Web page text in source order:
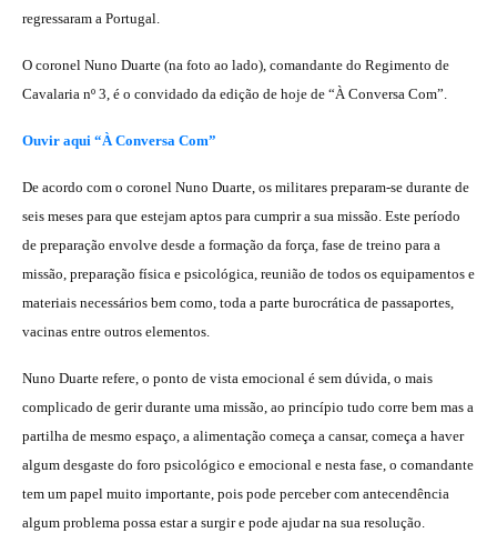
regressaram a Portugal.
O coronel Nuno Duarte (na foto ao lado), comandante do Regimento de
Cavalaria nº 3, é o convidado da edição de hoje de “À Conversa Com”.
Ouvir aqui “À Conversa Com”
De acordo com o coronel Nuno Duarte, os militares preparam-se durante de
seis meses para que estejam aptos para cumprir a sua missão. Este período
de preparação envolve desde a formação da força, fase de treino para a
missão, preparação física e psicológica, reunião de todos os equipamentos e
materiais necessários bem como, toda a parte burocrática de passaportes,
vacinas entre outros elementos.
Nuno Duarte refere, o ponto de vista emocional é sem dúvida, o mais
complicado de gerir durante uma missão, ao princípio tudo corre bem mas a
partilha de mesmo espaço, a alimentação começa a cansar, começa a haver
algum desgaste do foro psicológico e emocional e nesta fase, o comandante
tem um papel muito importante, pois pode perceber com antecendência
algum problema possa estar a surgir e pode ajudar na sua resolução.